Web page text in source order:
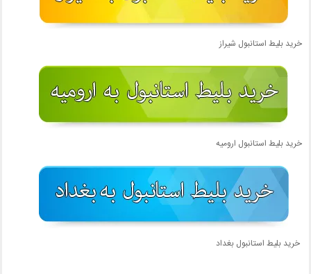
خرید بلیط استانبول شیراز
خرید بلیط استانبول ارومیه
خرید بلیط استانبول بغداد